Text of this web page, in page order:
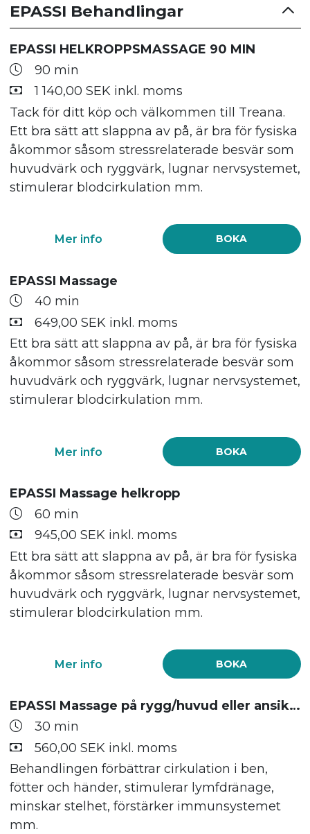
EPASSI Behandlingar
EPASSI HELKROPPSMASSAGE 90 MIN
90 min
1 140,00 SEK inkl. moms
Tack för ditt köp och välkommen till Treana.
Ett bra sätt att slappna av på, är bra för fysiska
åkommor såsom stressrelaterade besvär som
huvudvärk och ryggvärk, lugnar nervsystemet,
stimulerar blodcirkulation mm.
BOKA
Mer info
EPASSI Massage
40 min
649,00 SEK inkl. moms
Ett bra sätt att slappna av på, är bra för fysiska
åkommor såsom stressrelaterade besvär som
huvudvärk och ryggvärk, lugnar nervsystemet,
stimulerar blodcirkulation mm.
BOKA
Mer info
EPASSI Massage helkropp
60 min
945,00 SEK inkl. moms
Ett bra sätt att slappna av på, är bra för fysiska
åkommor såsom stressrelaterade besvär som
huvudvärk och ryggvärk, lugnar nervsystemet,
stimulerar blodcirkulation mm.
BOKA
Mer info
EPASSI Massage på rygg/huvud eller ansiktet, händer & fötter
30 min
560,00 SEK inkl. moms
Behandlingen förbättrar cirkulation i ben,
fötter och händer, stimulerar lymfdränage,
minskar stelhet, förstärker immunsystemet
mm.